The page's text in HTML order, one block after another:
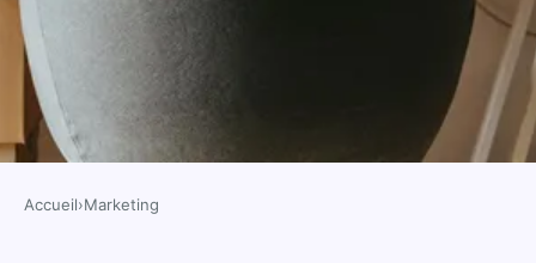
Accueil›Marketing